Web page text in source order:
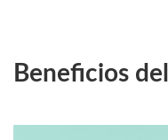
Beneficios